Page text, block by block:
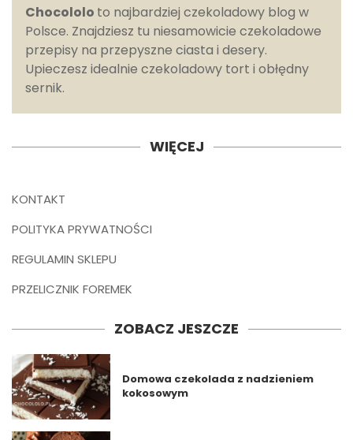
Chocololo to najbardziej czekoladowy blog w
Polsce. Znajdziesz tu niesamowicie czekoladowe
przepisy na przepyszne ciasta i desery.
Upieczesz idealnie czekoladowy tort i obłędny
sernik.
WIĘCEJ
KONTAKT
POLITYKA PRYWATNOŚCI
REGULAMIN SKLEPU
PRZELICZNIK FOREMEK
ZOBACZ JESZCZE
Domowa czekolada z nadzieniem
kokosowym